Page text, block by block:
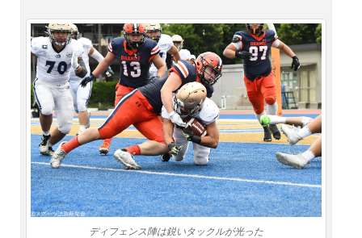
ディフェンス陣は鋭いタックルが光った